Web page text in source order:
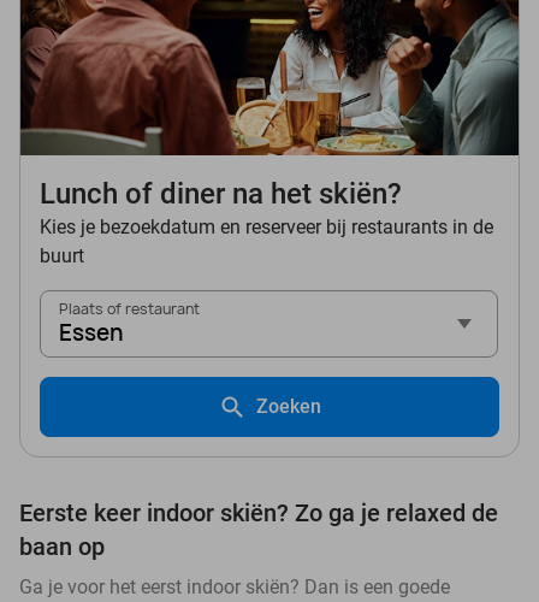
Lunch of diner na het skiën?
Kies je bezoekdatum en reserveer bij restaurants in de
buurt
Plaats of restaurant
Essen
Zoeken
Eerste keer indoor skiën? Zo ga je relaxed de
baan op
Ga je voor het eerst indoor skiën? Dan is een goede